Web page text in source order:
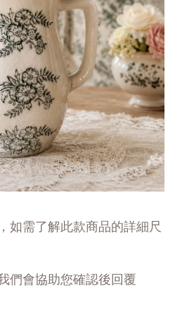
如需了解此款商品的詳細尺
們會協助您確認後回覆